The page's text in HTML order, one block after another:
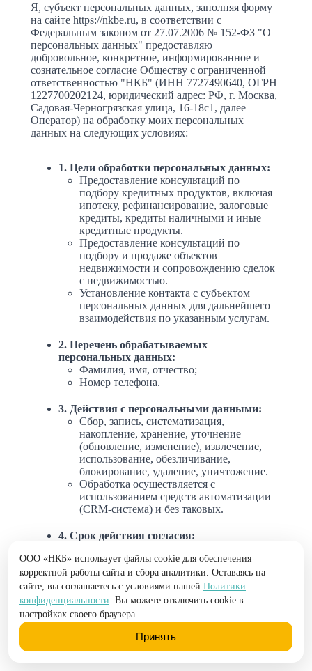
Я, субъект персональных данных, заполняя форму
на сайте https://nkbe.ru, в соответствии с
Федеральным законом от 27.07.2006 № 152-ФЗ "О
персональных данных" предоставляю
добровольное, конкретное, информированное и
сознательное согласие Обществу с ограниченной
ответственностью "НКБ" (ИНН 7727490640, ОГРН
1227700202124, юридический адрес: РФ, г. Москва,
Садовая-Черногрязская улица, 16-18с1, далее —
Оператор) на обработку моих персональных
данных на следующих условиях:
1. Цели обработки персональных данных:
Предоставление консультаций по
подбору кредитных продуктов, включая
ипотеку, рефинансирование, залоговые
кредиты, кредиты наличными и иные
кредитные продукты.
Предоставление консультаций по
подбору и продаже объектов
недвижимости и сопровождению сделок
с недвижимостью.
Установление контакта с субъектом
персональных данных для дальнейшего
взаимодействия по указанным услугам.
2. Перечень обрабатываемых
персональных данных:
Фамилия, имя, отчество;
Номер телефона.
3. Действия с персональными данными:
Сбор, запись, систематизация,
накопление, хранение, уточнение
(обновление, изменение), извлечение,
использование, обезличивание,
блокирование, удаление, уничтожение.
Обработка осуществляется с
использованием средств автоматизации
(CRM-система) и без таковых.
4. Срок действия согласия:
с момента его предоставления или до
момента отзыва субъектом персональных
данных.
В случае отзыва согласия Оператор
прекращает обработку персональных
данных в течение 30 (тридцати)
календарных дней с момента получения
ООО «НКБ» использует файлы cookie для обеспечения
корректной работы сайта и сбора аналитики. Оставаясь на
сайте, вы соглашаетесь с условиями нашей Политики
конфиденциальности. Вы можете отключить cookie в
настройках своего браузера.
Принять